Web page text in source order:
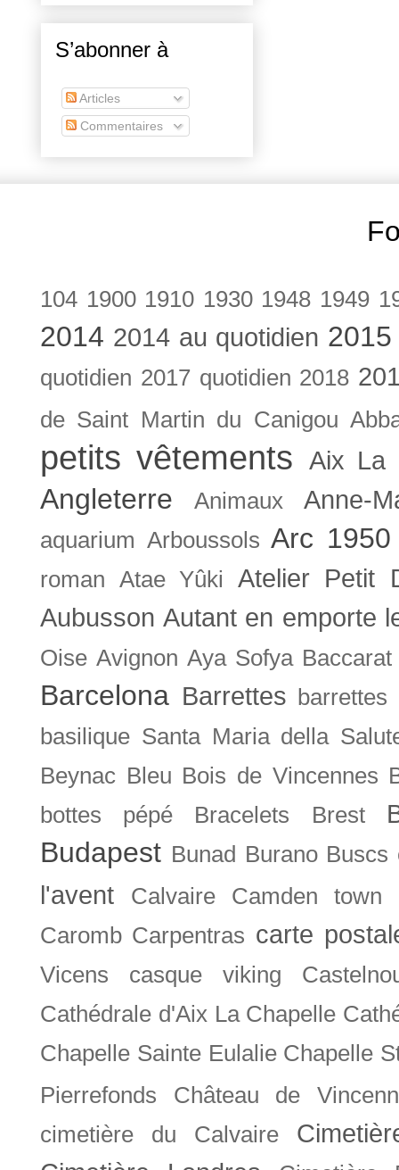
S’abonner à
Articles
Commentaires
104 1900 1910 1930 1948 1949
2014 2014 au quotidien
quotidien 2017 quotidien 2018
de Saint Martin du Canigou
petits vêtements Aix La
Angleterre Animaux Anne-
aquarium Arboussols Arc 1950
roman Atae Yûki
Atelier Petit
Aubusson Autant en emporte
Oise Avignon Aya Sofya Baccarat
Barcelona Barrettes barrettes
basilique Santa Maria della
Beynac Bleu Bois de Vincennes
bottes pépé
Bracelets Brest
Budapest Bunad Burano Buscs
l'avent Calvaire Camden town
Caromb Carpentras carte
Vicens casque viking
Cathédrale d'Aix La Chapelle
Chapelle Sainte Eulalie Chapelle
Pierrefonds
Château de
cimetière du Calvaire